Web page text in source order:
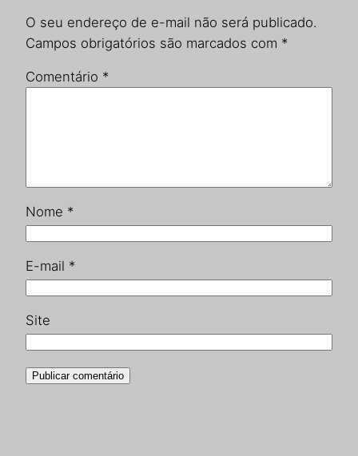
O seu endereço de e-mail não será publicado.
Campos obrigatórios são marcados com *
Comentário *
Nome *
E-mail *
Site